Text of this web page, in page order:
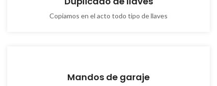
Copiamos en el acto todo tipo de llaves
Mandos de garaje